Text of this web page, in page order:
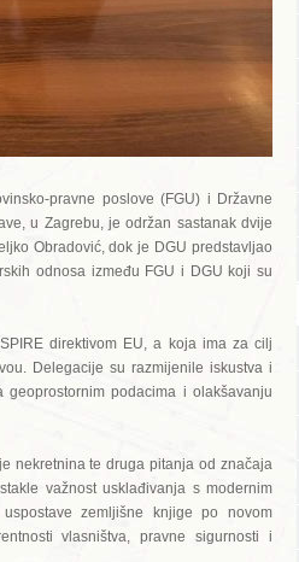
pravne poslove (FGU) i Državne
u Zagrebu, je održan sastanak dvije
Obradović, dok je DGU predstavljao
odnosa između FGU i DGU koji su
direktivom EU, a koja ima za cilj
Delegacije su razmijenile iskustva i
podacima i olakšavanju
nekretnina te druga pitanja od značaja
važnost usklađivanja s modernim
zemljišne knjige po novom
vlasništva, pravne sigurnosti i